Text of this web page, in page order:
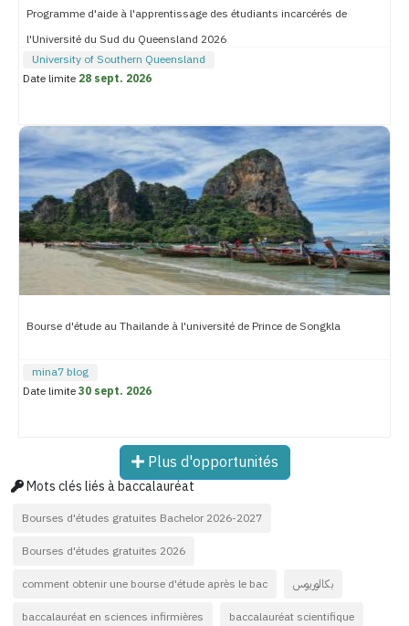
Programme d'aide à l'apprentissage des étudiants incarcérés de
l'Université du Sud du Queensland 2026
University of Southern Queensland
Date limite 28 sept. 2026
Bourse d'étude au Thailande à l'université de Prince de Songkla
mina7 blog
Date limite30 sept. 2026
Plus d'opportunités
Mots clés liés à baccalauréat
Bourses d'études gratuites Bachelor 2026-2027
Bourses d'études gratuites 2026
comment obtenir une bourse d'étude après le bac
بكالوريوس
baccalauréat en sciences infirmières
baccalauréat scientifique